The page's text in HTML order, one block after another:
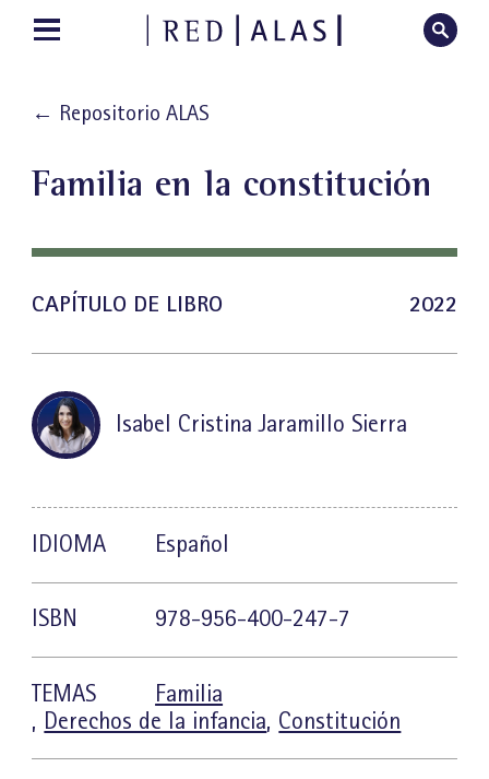
← Repositorio ALAS
Familia en la constitución
CAPÍTULO DE LIBRO 2022
Isabel Cristina Jaramillo Sierra
IDIOMA Español
ISBN 978-956-400-247-7
TEMAS
Familia
, Derechos de la infancia, Constitución